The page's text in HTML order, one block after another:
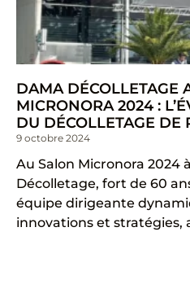
DAMA DÉCOLLETAGE
MICRONORA 2024 :
DU DÉCOLLETAGE DE
9 octobre 2024
Au Salon Micronora 2024
Décolletage, fort de 60
équipe dirigeante
innovations et stratégies,